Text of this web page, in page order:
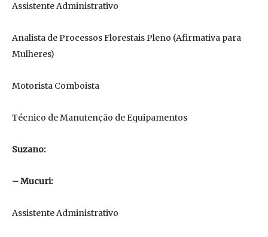
Assistente Administrativo
Analista de Processos Florestais Pleno (Afirmativa para
Mulheres)
Motorista Comboista
Técnico de Manutenção de Equipamentos
Suzano:
– Mucuri:
Assistente Administrativo